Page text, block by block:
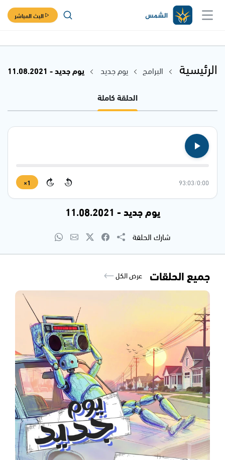
البث المباشر
الرئيسية البرامج يوم جديد
يوم جديد - 11.08.2021
الحلقة كاملة
0:00
/
93:03
15
15
1×
يوم جديد - 11.08.2021
شارك الحلقة
جميع الحلقات عرض الكل